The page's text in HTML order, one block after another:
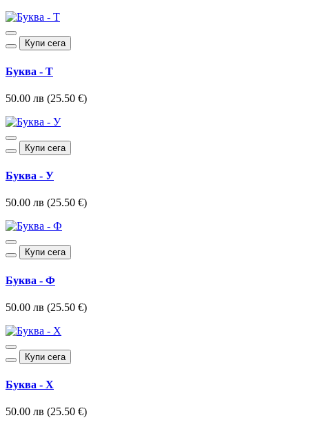
Купи сега
Буква - Т
50.00 лв (25.50 €)
Купи сега
Буква - У
50.00 лв (25.50 €)
Купи сега
Буква - Ф
50.00 лв (25.50 €)
Купи сега
Буква - Х
50.00 лв (25.50 €)